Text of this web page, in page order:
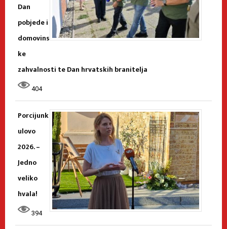
Dan
pobjede i
domovins
ke
zahvalnosti te Dan hrvatskih branitelja
404
Porcijunk
ulovo
2026. –
Jedno
veliko
hvala!
394